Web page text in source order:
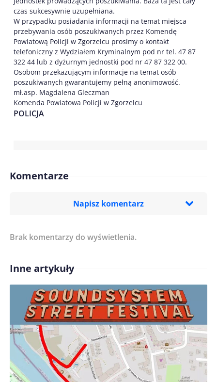
czas sukcesywnie uzupełniana.
W przypadku posiadania informacji na temat miejsca
przebywania osób poszukiwanych przez Komendę
Powiatową Policji w Zgorzelcu prosimy o kontakt
telefoniczny z Wydziałem Kryminalnym pod nr tel. 47 87
322 44 lub z dyżurnym jednostki pod nr 47 87 322 00.
Osobom przekazującym informacje na temat osób
poszukiwanych gwarantujemy pełną anonimowość.
mł.asp. Magdalena Gleczman
Komenda Powiatowa Policji w Zgorzelcu
POLICJA
Komentarze
Napisz komentarz
Treść komentarza*
Imię/ Nick*
Zapamiętaj moje dane w tej przeglądarce podczas
pisania kolejnych komentarzy.
Brak komentarzy do wyświetlenia.
Inne artykuły